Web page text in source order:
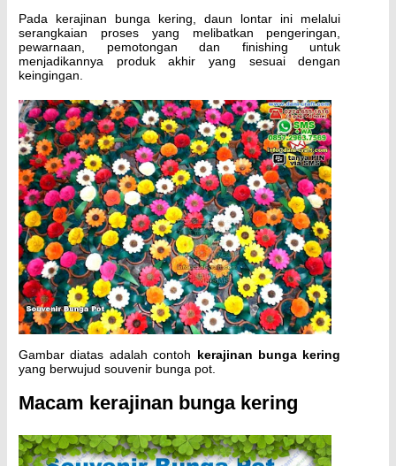
Pada kerajinan bunga kering, daun lontar ini melalui
serangkaian proses yang melibatkan pengeringan,
pewarnaan, pemotongan dan finishing untuk
menjadikannya produk akhir yang sesuai dengan
keingingan.
Gambar diatas adalah contoh kerajinan bunga kering
yang berwujud souvenir bunga pot.
Macam kerajinan bunga kering